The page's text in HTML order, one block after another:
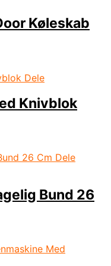
Køleskab
kr..
Knivblok
Bund 26